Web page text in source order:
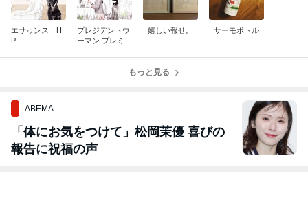
エサゥンス H
P
プレジデントウ
ーマン プレミア
嬉しい報せ。 サーモボトル
もっと見る
ABEMA
「体にお気をつけて」松岡茉優 喜びの
報告に祝福の声